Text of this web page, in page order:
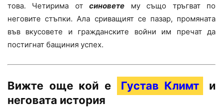
това. Четирима отсиновете му също тръгват по
неговите стъпки. Ала сриващият се пазар, промяната
във вкусовете и гражданските войни им пречат да
постигнат бащиния успех.
Вижте още кой е Густав Климт
и
неговата история